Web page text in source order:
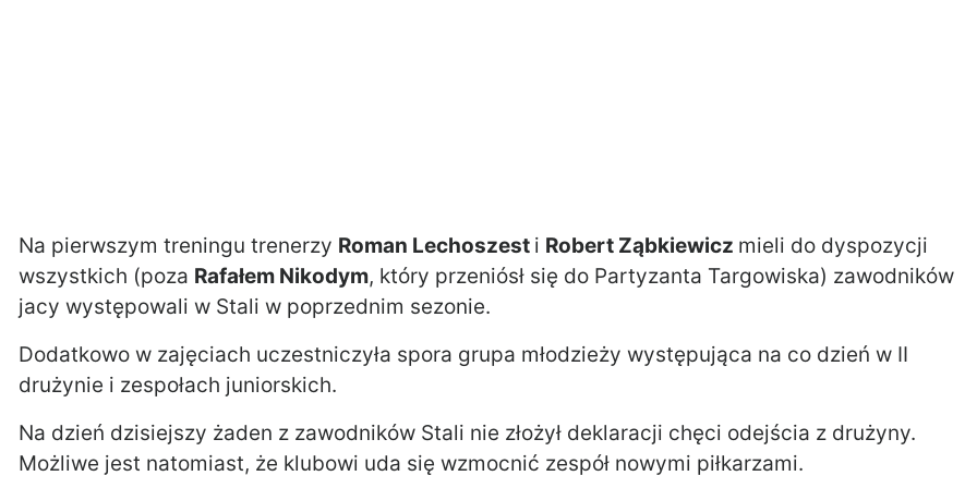
Na pierwszym treningu trenerzy Roman Lechoszest i Robert Ząbkiewicz mieli do dyspozycji
wszystkich (poza Rafałem Nikodym, który przeniósł się do Partyzanta Targowiska) zawodników
jacy występowali w Stali w poprzednim sezonie.
Dodatkowo w zajęciach uczestniczyła spora grupa młodzieży występująca na co dzień w II
drużynie i zespołach juniorskich.
Na dzień dzisiejszy żaden z zawodników Stali nie złożył deklaracji chęci odejścia z drużyny.
Możliwe jest natomiast, że klubowi uda się wzmocnić zespół nowymi piłkarzami.